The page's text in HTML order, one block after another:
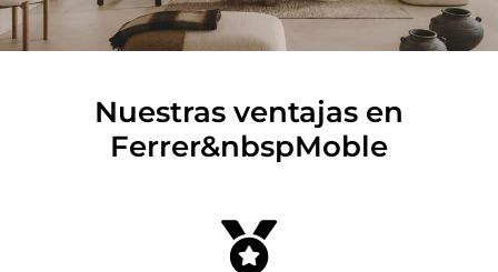
Nuestras ventajas en
Ferrer&nbspMoble